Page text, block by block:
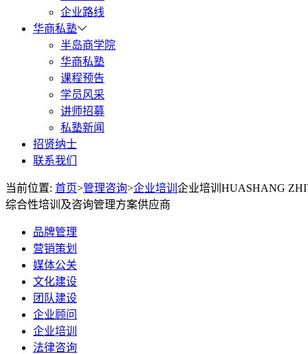
企业路线
华商私塾
半岛商学院
华商私塾
课程预告
学员风采
讲师招募
私塾新闻
招贤纳士
联系我们
当前位置: 首页>管理咨询>企业培训 企业培训 HUASHANG
综合性培训及咨询管理方案供应商
品牌管理
营销策划
媒体公关
文化建设
团队建设
企业顾问
企业培训
法律咨询